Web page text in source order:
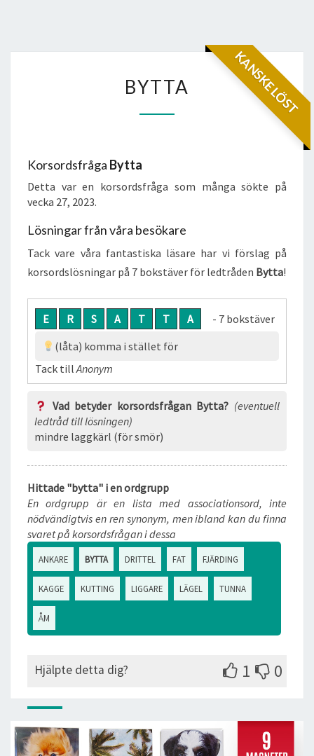
KANSKE LÖST
BYTTA
Korsordsfråga Bytta
Detta var en korsordsfråga som många sökte på
vecka 27, 2023.
Lösningar från våra besökare
Tack vare våra fantastiska läsare har vi förslag på
korsordslösningar på 7 bokstäver för ledtråden Bytta!
E R S A T T A
- 7 bokstäver
(låta) komma i stället för
Tack tillAnonym
Vad betyder korsordsfrågan Bytta? (eventuell
ledtråd till lösningen)
mindre laggkärl (för smör)
Hittade "bytta" i en ordgrupp
En ordgrupp är en lista med associationsord, inte
nödvändigtvis en ren synonym, men ibland kan du finna
svaret på korsordsfrågan i dessa
ANKARE BYTTA DRITTEL FAT FJÄRDING
KAGGE KUTTING LIGGARE LÄGEL TUNNA
ÅM
Hjälpte detta dig? 1 0